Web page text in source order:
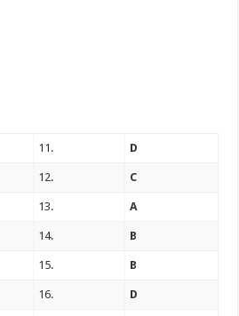
11. D
12. C
13. A
14. B
15. B
16. D